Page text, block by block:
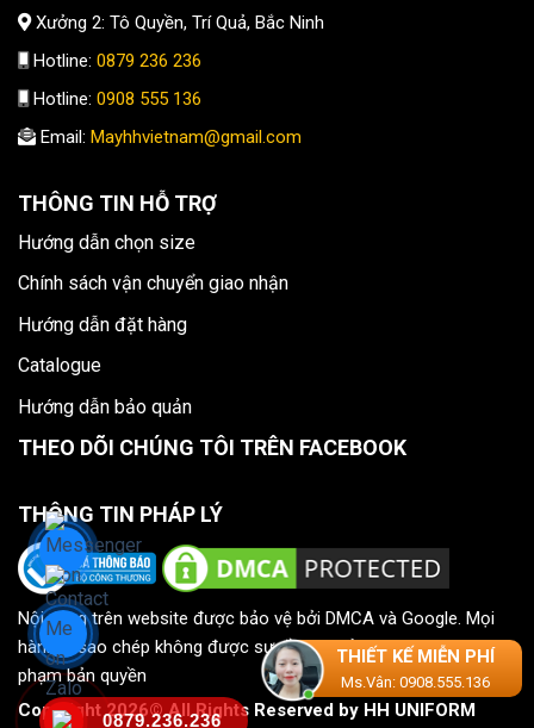
THIẾT KẾ MIỄN PHÍ
Ms.Vân: 0908.555.136
Xưởng 2: Tô Quyền, Trí Quả, Bắc Ninh
Hotline: 0879 236 236
Hotline: 0908 555 136
Email: Mayhhvietnam@gmail.com
THÔNG TIN HỖ TRỢ
Hướng dẫn chọn size
Chính sách vận chuyển giao nhận
Hướng dẫn đặt hàng
Catalogue
Hướng dẫn bảo quản
THEO DÕI CHÚNG TÔI TRÊN FACEBOOK
THÔNG TIN PHÁP LÝ
Nội dung trên website được bảo vệ bởi DMCA và Google. Mọi
hành vi sao chép không được sự đồng ý của HH UNIFORM là vi
phạm bản quyền
Copyright 2026©.All Rights Reserved by HH UNIFORM
0879.236.236